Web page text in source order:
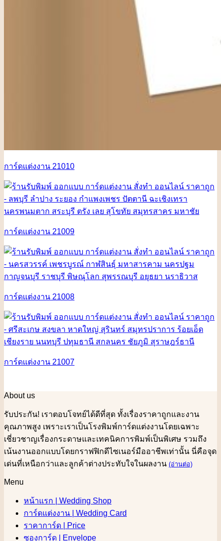
การ์ดแต่งงาน 21010
การ์ดแต่งงาน 21009
การ์ดแต่งงาน 21008
การ์ดแต่งงาน 21007
About us
รับประกัน! เราตอบโจทย์ได้ดีที่สุด ทั้งเรื่องราคาถูกและงาน
คุณภาพสูง เพราะเราเป็นโรงพิมพ์การ์ดแต่งงานโดยเฉพาะ
เชี่ยวชาญเรื่องกระดาษและเทคนิคการพิมพ์เป็นพิเศษ รวมถึง
เน้นงานออกแบบโดยกราฟฟิกดีไซเนอร์มืออาชีพเท่านั้น นี่คือจุด
เด่นที่เหนือกว่าและลูกค้าต่างประทับใจในผลงาน (อ่านต่อ)
Menu
หน้าแรก | Wedding Shop
การ์ดแต่งงาน | Wedding Card
ราคาการ์ด | Price
ซองการ์ด | Envelope